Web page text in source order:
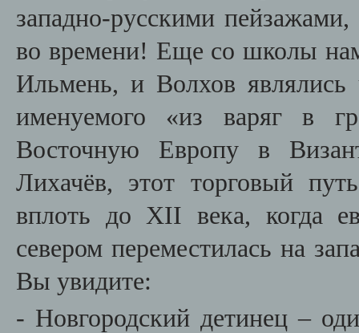
западно-русскими
во времени! Еще со школы
Ильмень, и Волхов являлись
именуемого «из варяг в
Восточную Европу в
Лихачёв, этот торговый
вплоть до XII века, когда
севером переместилась на
Вы увидите:
- Новгородский детинец –